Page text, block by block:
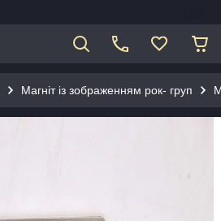
Магніт із зображенням рок- груп